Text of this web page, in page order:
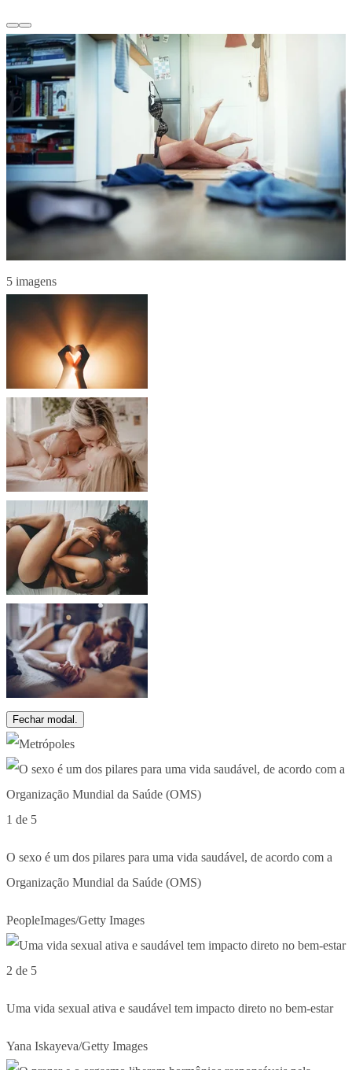
5 imagens
Fechar modal.
1 de 5
O sexo é um dos pilares para uma vida saudável, de acordo com a
Organização Mundial da Saúde (OMS)
PeopleImages/Getty Images
2 de 5
Uma vida sexual ativa e saudável tem impacto direto no bem-estar
Yana Iskayeva/Getty Images